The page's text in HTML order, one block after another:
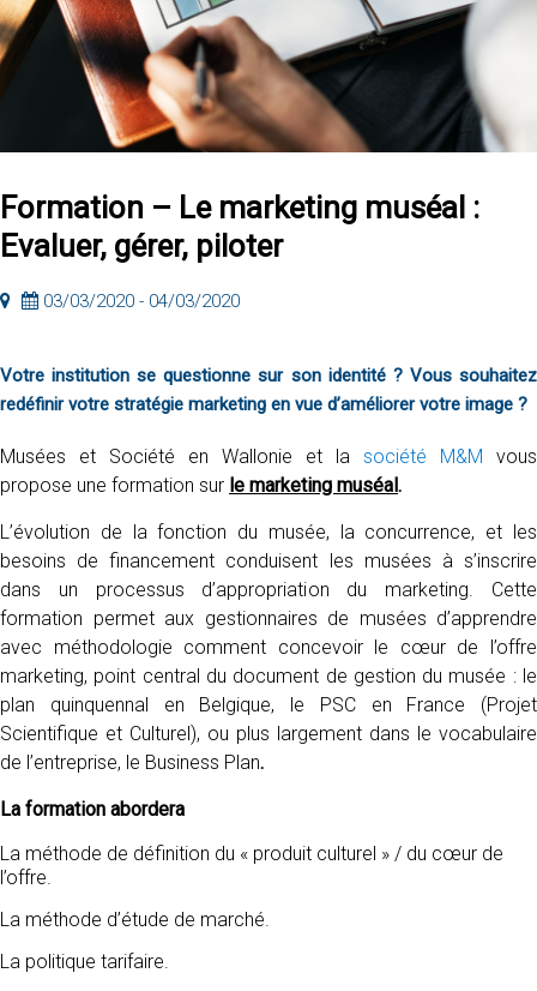
Formation – Le marketing muséal :
Evaluer, gérer, piloter
03/03/2020 - 04/03/2020
Votre institution se questionne sur son identité ? Vous souhaitez
redéfinir votre stratégie marketing en vue d’améliorer votre image ?
Musées et Société en Wallonie et la société M&M vous
propose une formation sur le marketing muséal.
L’évolution de la fonction du musée, la concurrence, et les
besoins de financement conduisent les musées à s’inscrire
dans un processus d’appropriation du marketing. Cette
formation permet aux gestionnaires de musées d’apprendre
avec méthodologie comment concevoir le cœur de l’offre
marketing, point central du document de gestion du musée : le
plan quinquennal en Belgique, le PSC en France (Projet
Scientifique et Culturel), ou plus largement dans le vocabulaire
de l’entreprise, le Business Plan.
La formation abordera
La méthode de définition du « produit culturel » / du cœur de
l’offre.
La méthode d’étude de marché.
La politique tarifaire.